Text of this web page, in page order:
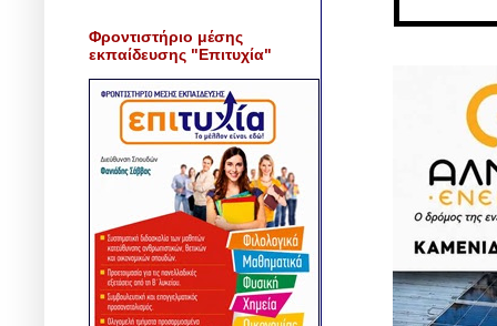
Φροντιστήριο μέσης
εκπαίδευσης "Επιτυχία"